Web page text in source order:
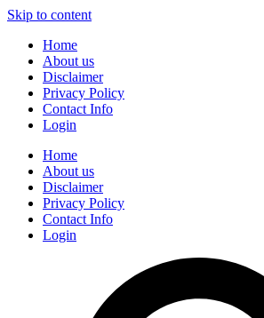
Skip to content
Home
About us
Disclaimer
Privacy Policy
Contact Info
Login
Home
About us
Disclaimer
Privacy Policy
Contact Info
Login